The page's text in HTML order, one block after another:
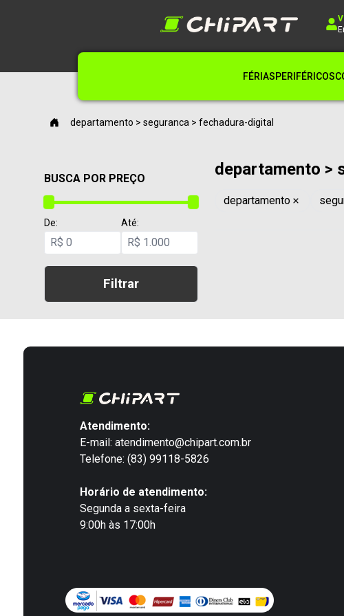
FÉRIASPERIFÉRICOS
departamento > seguranca > fechadura-digital
BUSCA POR PREÇO
De:
R$
Até:
R$
Filtrar
departamento >
departamento
Atendimento:
E-mail: atendimento@chipart.com.br
Telefone: (83) 99118-5826
Horário de atendimento:
Segunda a sexta-feira
9:00h às 17:00h